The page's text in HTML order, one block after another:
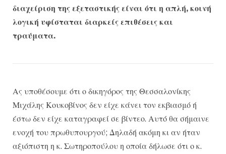
διαχείριση της εξεταστικής είναι ότι η απλή, κοινή
λογική υφίσταται διαρκείς επιθέσεις και
τραύματα.
Ας υποθέσουμε ότι ο δικηγόρος της Θεσσαλονίκης
Μιχάλης Κουκοβίνος δεν είχε κάνει τον εκβιασμό ή
έστω δεν είχε καταγραφεί σε βίντεο. Αυτό θα σήμαινε
ενοχή του πρωθυπουργού; Δηλαδή ακόμη κι αν ήταν
αξιόπιστη η κ. Σωτηροπούλου η οποία δήλωσε ότι ο κ.